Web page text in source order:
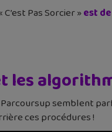
C’est Pas Sorcier »est
et les
semblent
ces procédures !